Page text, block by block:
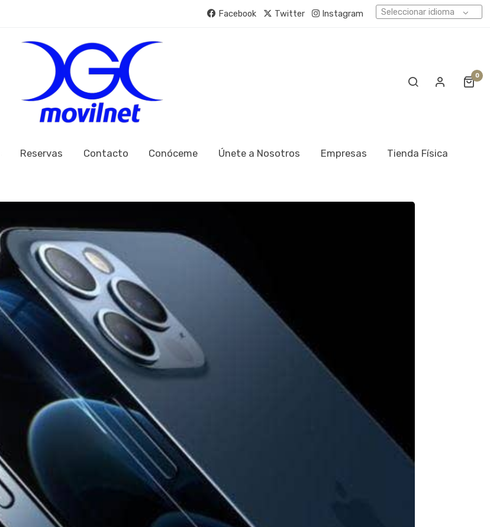
Facebook Twitter Instagram Seleccionar idioma
0
Reservas Contacto Conóceme Únete a Nosotros Empresas Tienda Física